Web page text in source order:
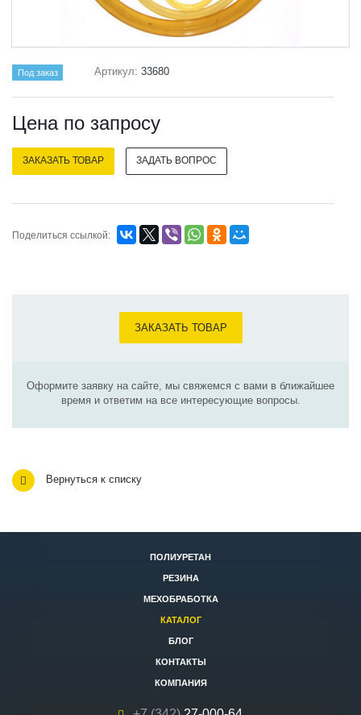
Под заказ Артикул:33680
Цена по запросу
ЗАКАЗАТЬ ТОВАР ЗАДАТЬ ВОПРОС
Поделиться ссылкой:
ЗАКАЗАТЬ ТОВАР
Оформите заявку на сайте, мы свяжемся с вами в ближайшее
время и ответим на все интересующие вопросы.
Вернуться к списку
ПОЛИУРЕТАН
РЕЗИНА
МЕХОБРАБОТКА
КАТАЛОГ
БЛОГ
КОНТАКТЫ
КОМПАНИЯ